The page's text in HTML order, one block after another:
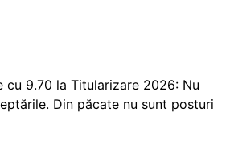
cu 9.70 la Titularizare 2026: Nu
Din păcate nu sunt posturi